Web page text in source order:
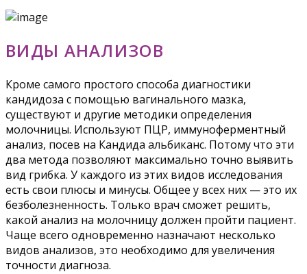
ВИДЫ АНАЛИЗОВ
Кроме самого простого способа диагностики
кандидоза с помощью вагинального мазка,
существуют и другие методики определения
молочницы. Используют ПЦР, иммуноферментный
анализ, посев на Кандида альбиканс. Потому что эти
два метода позволяют максимально точно выявить
вид грибка. У каждого из этих видов исследования
есть свои плюсы и минусы. Общее у всех них — это их
безболезненность. Только врач сможет решить,
какой анализ на молочницу должен пройти пациент.
Чаще всего одновременно назначают несколько
видов анализов, это необходимо для увеличения
точности диагноза.